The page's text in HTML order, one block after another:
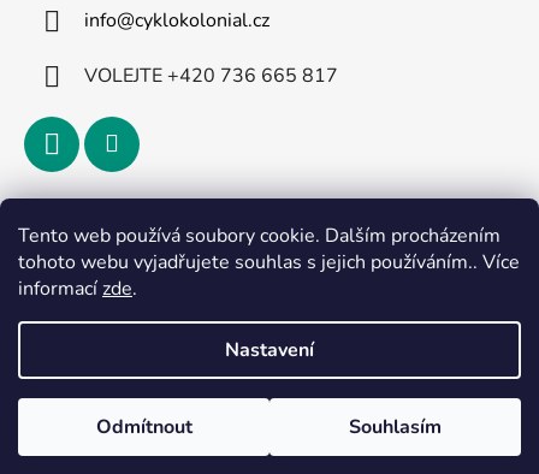
Tento web používá soubory cookie. Dalším procházením
tohoto webu vyjadřujete souhlas s jejich používáním.. Více
informacízde.
Nastavení
Odmítnout Souhlasím
info@cyklokolonial.cz
VOLEJTE +420 736 665 817
Přijímáme online platby
Vytvořil Shoptet
Copyright 2026
. Všechna práva
vyhrazena.Upravit nastavení cookies